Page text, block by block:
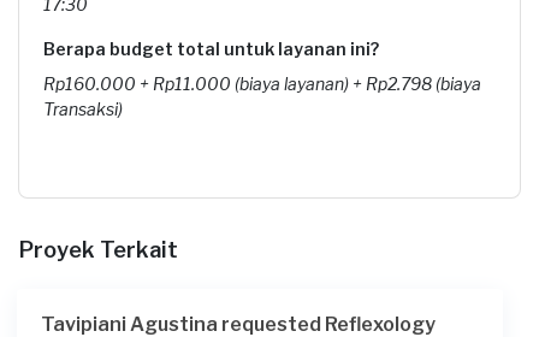
17:30
Berapa budget total untuk layanan ini?
Rp160.000 + Rp11.000 (biaya layanan) + Rp2.798 (biaya
Transaksi)
Proyek Terkait
Tavipiani Agustina requested Reflexology